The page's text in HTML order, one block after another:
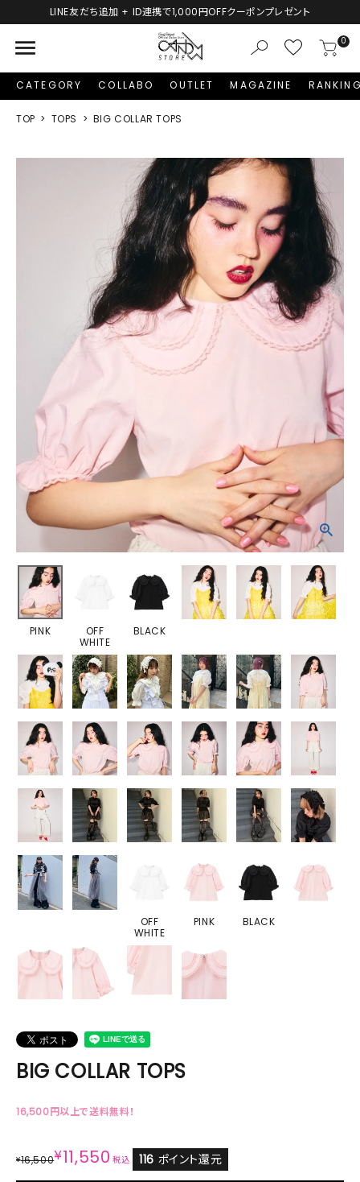
LINE友だち追加 + ID連携で1,000円OFFクーポンプレゼント
menu 0
CATEGORY COLLABO OUTLET MAGAZINE
TOP TOPS BIG COLLAR TOPS
PINK
OFF
WHITE
BLACK
OFF
WHITE
PINK BLACK
BIG COLLAR TOPS
16,500円以上で送料無料！
¥16,500¥11,550 税込 116 ポイント還元